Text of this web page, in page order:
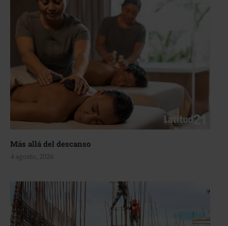
Más allá del descanso
4 agosto, 2026